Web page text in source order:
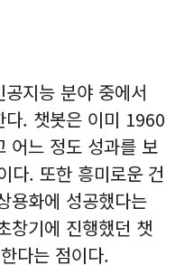
지능 분야 중에서
다. 챗봇은 이미 1960
어느 정도 성과를 보
다. 또한 흥미로운 건
용화에 성공했다는
창기에 진행했던 챗
다는 점이다.